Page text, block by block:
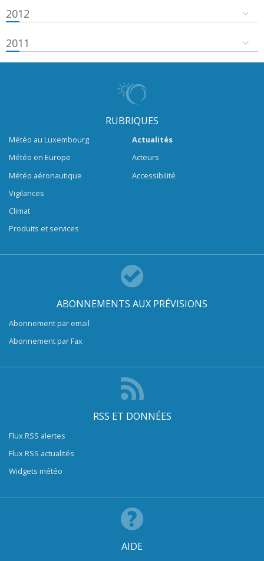
2012
2011
RUBRIQUES
Météo au Luxembourg
Météo en Europe
Météo aéronautique
Vigilances
Climat
Produits et services
Actualités
Acteurs
Accessibilité
ABONNEMENTS AUX PRÉVISIONS
Abonnement par email
Abonnement par Fax
RSS ET DONNÉES
Flux RSS alertes
Flux RSS actualités
Widgets météo
AIDE